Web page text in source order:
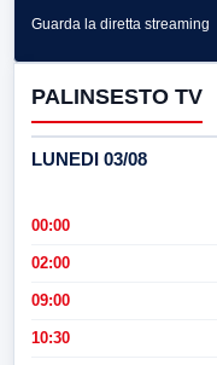
Guarda la diretta streaming
PALINSESTO TV
LUNEDI 03/08
00:00
02:00
09:00
10:30